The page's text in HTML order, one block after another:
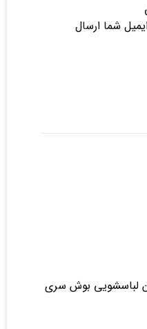
شما ارسال
لباسشویی بوش سری